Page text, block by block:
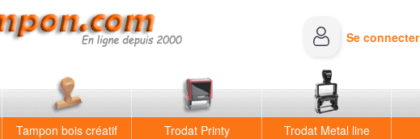
Se connecter
Tampon bois créatif Trodat Printy Trodat Metal line